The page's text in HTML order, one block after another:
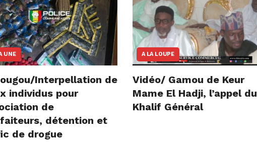
UNE
Interpellation de
individus pour
de
détention et
de drogue
A LA LOUPE
Vidéo/ Gamou de Keur
Mame El Hadji, l’appel du
Khalif Général